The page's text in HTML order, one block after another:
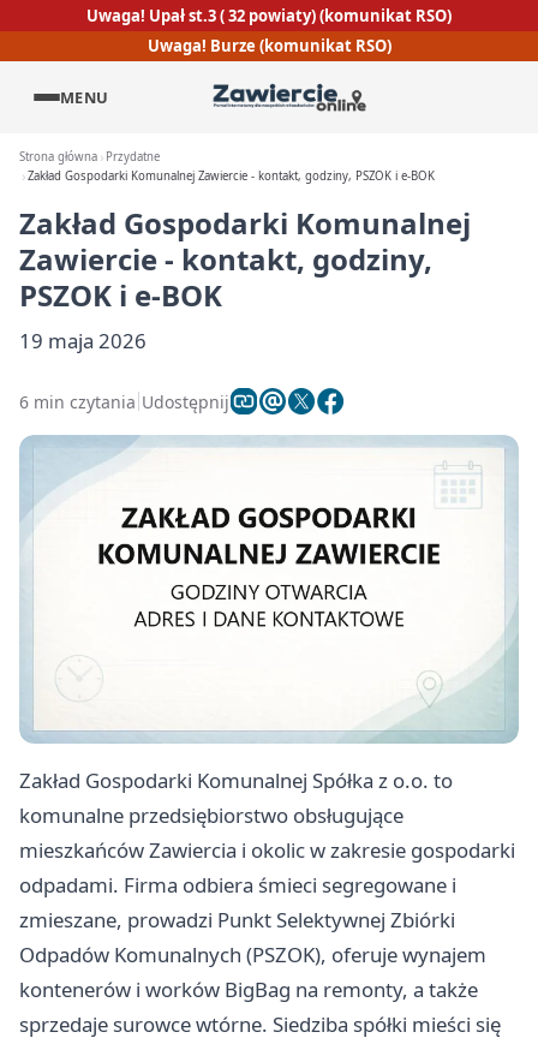
Uwaga! Upał st.3 ( 32 powiaty) (komunikat RSO)
Uwaga! Burze (komunikat RSO)
MENU
Strona główna
Przydatne
Zakład Gospodarki Komunalnej Zawiercie - kontakt, godziny, PSZOK i e-BOK
Zakład Gospodarki Komunalnej
Zawiercie - kontakt, godziny,
PSZOK i e-BOK
19 maja 2026
6 min czytania Udostępnij
Zakład Gospodarki Komunalnej Spółka z o.o. to
komunalne przedsiębiorstwo obsługujące
mieszkańców Zawiercia i okolic w zakresie gospodarki
odpadami. Firma odbiera śmieci segregowane i
zmieszane, prowadzi Punkt Selektywnej Zbiórki
Odpadów Komunalnych (PSZOK), oferuje wynajem
kontenerów i worków BigBag na remonty, a także
sprzedaje surowce wtórne. Siedziba spółki mieści się